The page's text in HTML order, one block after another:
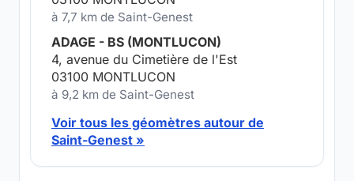
à 7,7 km de Saint-Genest
ADAGE - BS (MONTLUCON)
4, avenue du Cimetière de l'Est
03100 MONTLUCON
à 9,2 km de Saint-Genest
Voir tous les géomètres autour de
Saint-Genest »